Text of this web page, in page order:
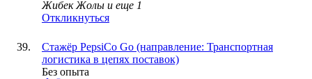
Жибек Жолы и еще 1
Откликнуться
Стажёр PepsiCo Go (направление: Транспортная
логистика в цепях поставок)
Без опыта